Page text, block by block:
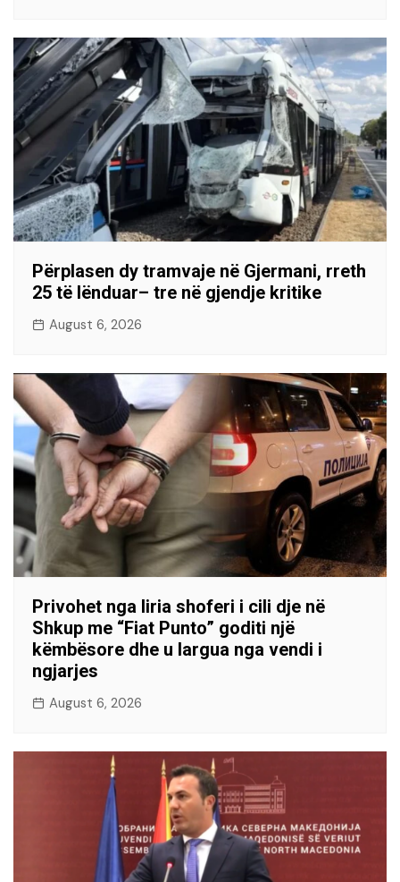
Përplasen dy tramvaje në Gjermani, rreth
25 të lënduar– tre në gjendje kritike
August 6, 2026
Privohet nga liria shoferi i cili dje në
Shkup me “Fiat Punto” goditi një
këmbësore dhe u largua nga vendi i
ngjarjes
August 6, 2026